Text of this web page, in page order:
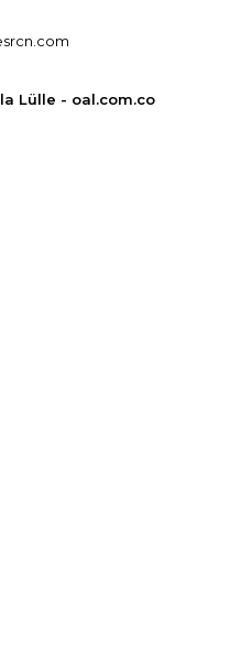
Lülle - oal.com.co